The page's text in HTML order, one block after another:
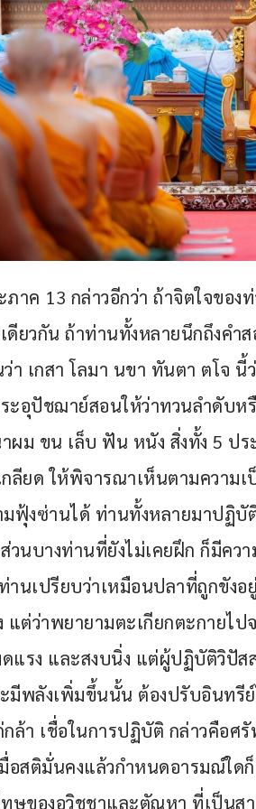
ภาค 13 กล่าวอีกว่า ถ้าจิตใจขอ
ดียวกัน ถ้าท่านทั้งหลายนึกถึงค
ว่า เกสา โลมา นขา ทันตา ตโจ
ะอุปัชฌาย์สอนให้ว่าทวนลำดับห
ผม ขน เล็บ ฟัน หนัง สิ่งทั้ง 5 ปร
กลียด ให้พิจารณาเห็นตามความ
มฟุ้งซ่านได้ ท่านทั้งหลายมาปฏิบั
วนบางท่านที่ยังไม่เคยฝึก ก็มีคว
านเปรียบว่าเหมือนปลาที่ถูกขัง
แต่ว่าพยายามตะเกียกตะกายไ
แรง และสงบนิ่ง แต่ผู้ปฏิบัติวิปั
มีพลังเพิ่มขึ้นนั้น ต้องปรับอินทรี
กล้า เชื่อในการปฏิบัติ กล่าวคือศ
อสติมั่นคงแล้วกำหนดอารมณ์ใด
ทษของอวิชชาและตัณหา ที่เป็นส